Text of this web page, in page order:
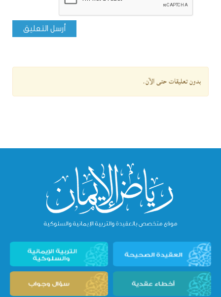
أرسل التعليق
بدون تعليقات حتى الآن.